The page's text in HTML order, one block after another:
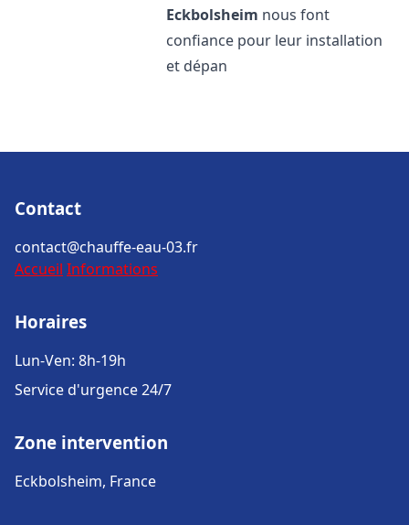
Eckbolsheim nous font
confiance pour leur installation
et dépan
Contact
contact@chauffe-eau-03.fr
Accueil Informations
Horaires
Lun-Ven: 8h-19h
Service d'urgence 24/7
Zone intervention
Eckbolsheim, France